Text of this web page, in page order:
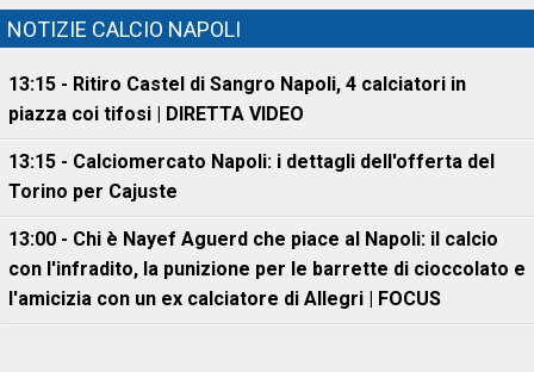
NOTIZIE CALCIO NAPOLI
13:15 - Ritiro Castel di Sangro Napoli, 4 calciatori in
piazza coi tifosi | DIRETTA VIDEO
13:15 - Calciomercato Napoli: i dettagli dell'offerta del
Torino per Cajuste
13:00 - Chi è Nayef Aguerd che piace al Napoli: il calcio
con l'infradito, la punizione per le barrette di cioccolato e
l'amicizia con un ex calciatore di Allegri | FOCUS